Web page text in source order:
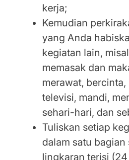
kerja;
Kemudian
yang Anda
kegiatan lain,
memasak dan
merawat,
televisi, mandi,
sehari-hari, dan
Tuliskan setiap
dalam satu
lingkaran terisi